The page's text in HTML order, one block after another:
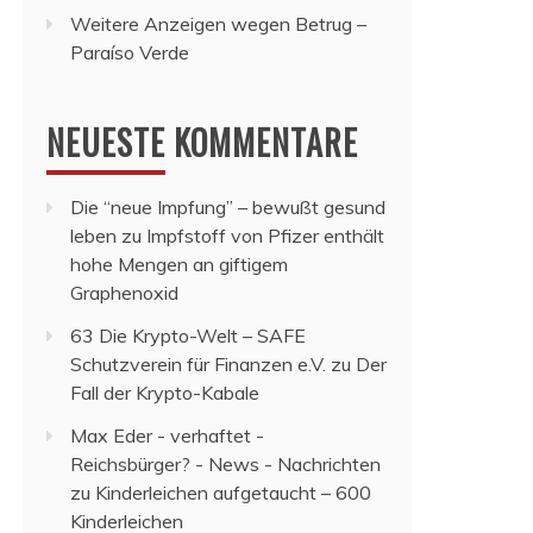
Weitere Anzeigen wegen Betrug –
Paraíso Verde
NEUESTE KOMMENTARE
Die “neue Impfung” – bewußt gesund
leben zu Impfstoff von Pfizer enthält
hohe Mengen an giftigem
Graphenoxid
63 Die Krypto-Welt – SAFE
Schutzverein für Finanzen e.V. zu Der
Fall der Krypto-Kabale
Max Eder - verhaftet -
Reichsbürger? - News - Nachrichten
zu Kinderleichen aufgetaucht – 600
Kinderleichen